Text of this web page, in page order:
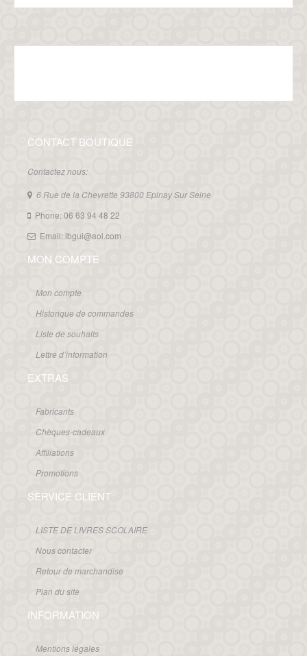
CONTACT BOUTIQUE
Contactez nous:
6 Rue de la Chevrette 93800 Epinay Sur Seine
Phone: 06 63 94 48 22
Email: ibgui@aol.com
MON COMPTE
Mon compte
Historique de commandes
Liste de souhaits
Lettre d’information
EXTRAS
Fabricants
Chèques-cadeaux
Affiliations
Promotions
SERVICE CLIENT
LISTE DE LIVRES SCOLAIRE
Nous contacter
Retour de marchandise
Plan du site
INFORMATION
Mentions légales